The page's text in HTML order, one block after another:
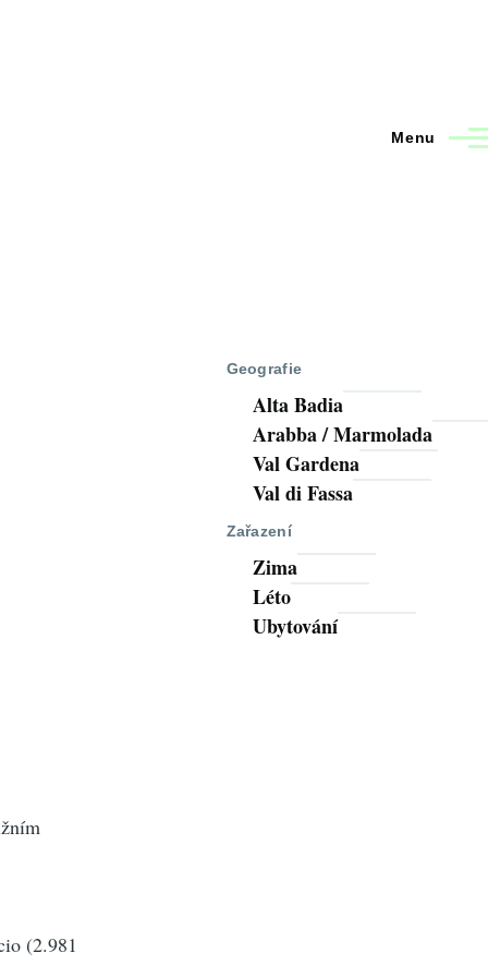
Menu
(2.981
Geografie
Alta Badia
Arabba / Marmolada
Val Gardena
Val di Fassa
Zařazení
Zima
Léto
Ubytování